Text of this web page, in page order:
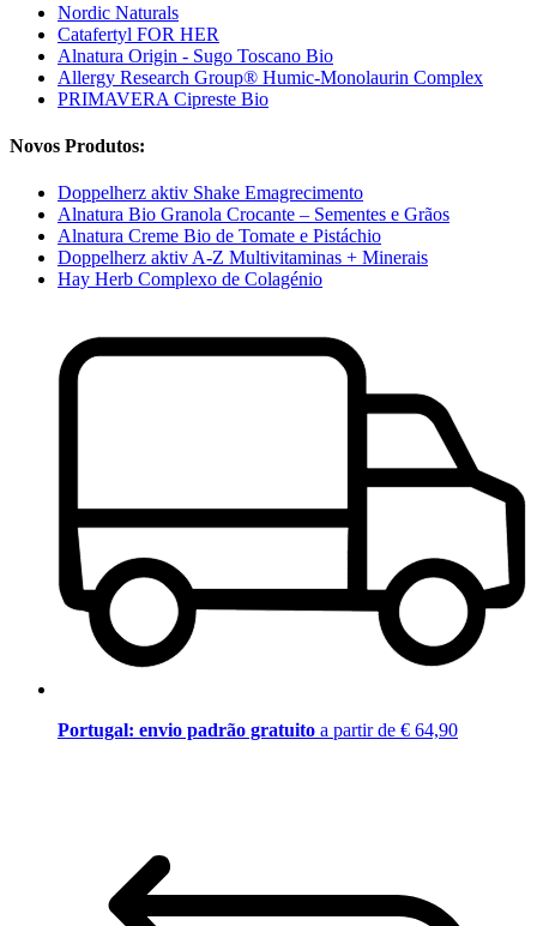
Nordic Naturals
Catafertyl FOR HER
Alnatura Origin - Sugo Toscano Bio
Allergy Research Group® Humic-Monolaurin Complex
PRIMAVERA Cipreste Bio
Novos Produtos:
Doppelherz aktiv Shake Emagrecimento
Alnatura Bio Granola Crocante – Sementes e Grãos
Alnatura Creme Bio de Tomate e Pistáchio
Doppelherz aktiv A-Z Multivitaminas + Minerais
Hay Herb Complexo de Colagénio
Portugal: envio padrão gratuito a partir de € 64,90